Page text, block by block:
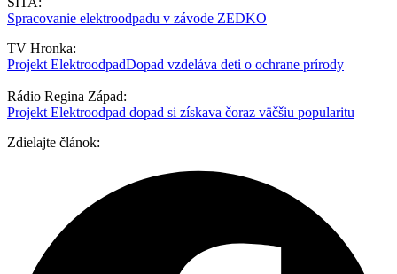
Spracovanie elektroodpadu v závode ZEDKO
TV Hronka:
Projekt ElektroodpadDopad vzdeláva deti o ochrane prírody
Rádio Regina Západ:
Projekt Elektroodpad dopad si získava čoraz väčšiu popularitu
Zdielajte článok: